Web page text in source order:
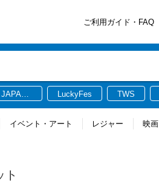
ご利用ガイド・FAQ
LuckyFes TWS
イベント・アート レジャー 映画
ト